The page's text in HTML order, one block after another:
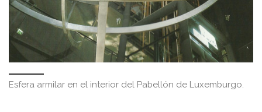
Esfera armilar en el interior del Pabellón de Luxemburgo.